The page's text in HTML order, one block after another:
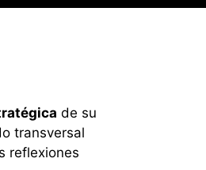
de su
transversal
reflexiones